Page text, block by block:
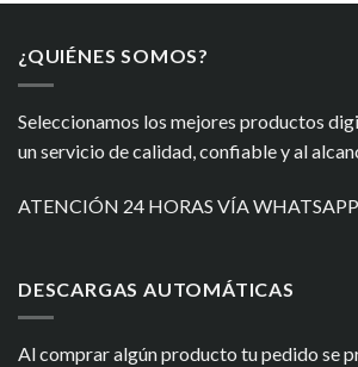
era:
es:
¿QUIÉNES SOMOS?
Seleccionamos los mejores productos
un servicio de calidad, confiable y al
ATENCIÓN 24 HORAS VÍA WHATSAPP
DESCARGAS AUTOMÁTICAS
Al comprar algún producto tu pedido se